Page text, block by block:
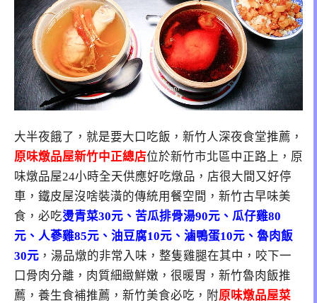
大半夜餓了，就是要大口吃飯，新竹人深夜食堂推薦，
原味燉品屋新竹中正總店位於新竹市北區中正路上，原
味燉品屋24小時全天供應好吃燉品，店很大間又好停
車，鐵皮屋沒啥裝潢的傳統用餐空間，新竹古早味美
食，必吃燙青菜30元、苦瓜排骨湯90元、瓜仔雞80
元、人蔘雞85元、油豆腐10元、滷鴨蛋10元、魯肉飯
30元 ，湯品燉的非常入味，整隻雞腿在其中，咬下一
口骨肉分離，肉質細緻鮮嫩，很暖胃，新竹魯肉飯推
薦，養生食補推薦，新竹美食必吃，附原味燉品屋菜